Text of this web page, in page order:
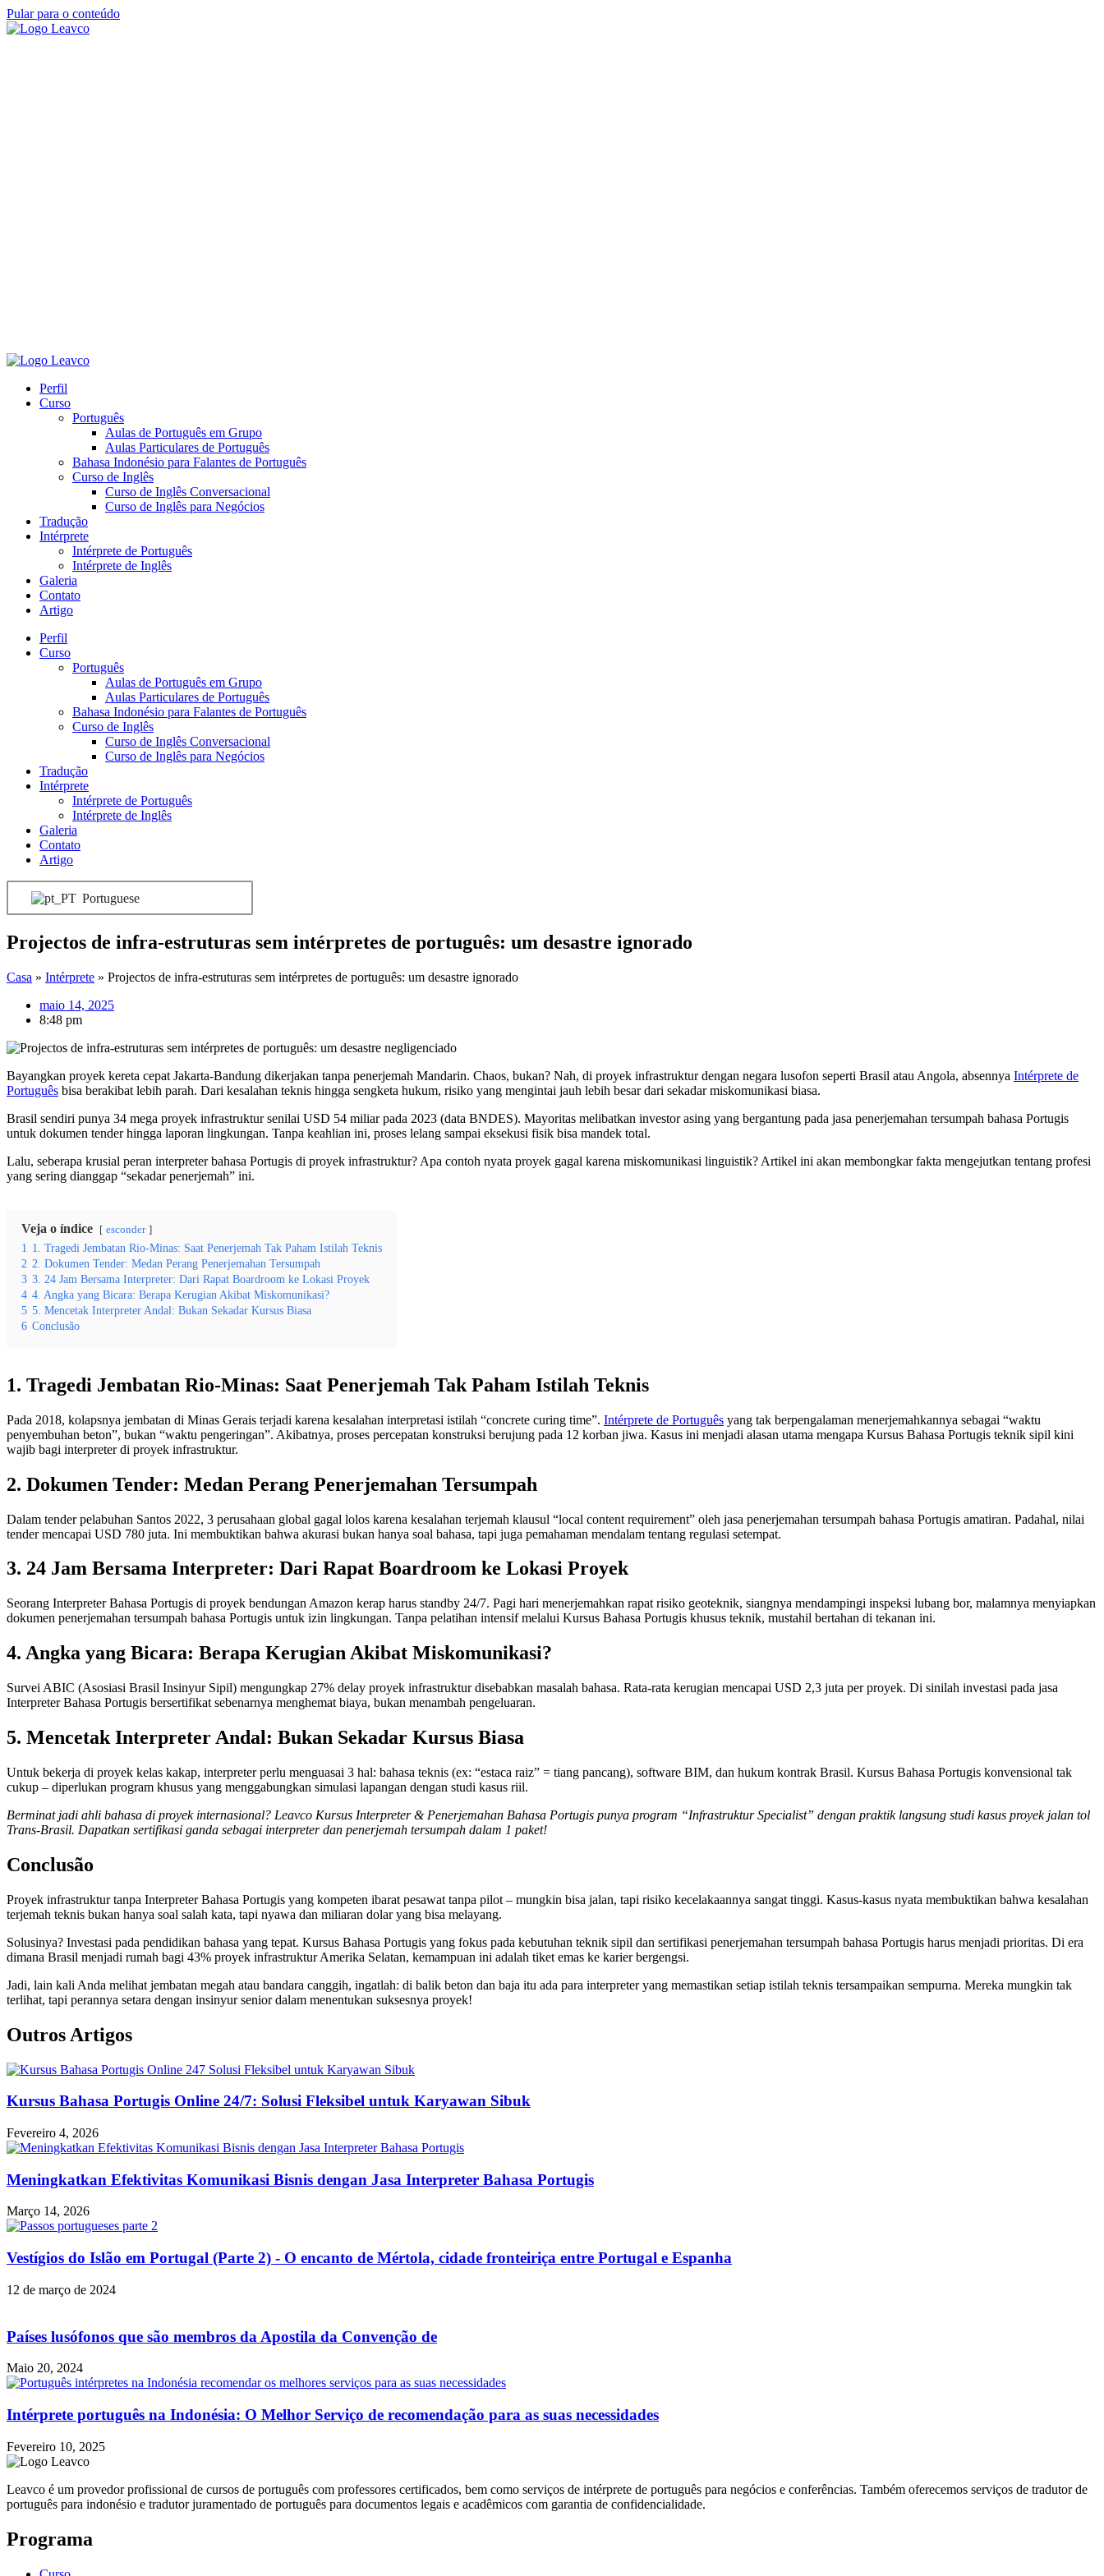
Pular para o conteúdo
Perfil
Curso
Português
Aulas de Português em Grupo
Aulas Particulares de Português
Bahasa Indonésio para Falantes de Português
Curso de Inglês
Curso de Inglês Conversacional
Curso de Inglês para Negócios
Tradução
Intérprete
Intérprete de Português
Intérprete de Inglês
Galeria
Contato
Artigo
Perfil
Curso
Português
Aulas de Português em Grupo
Aulas Particulares de Português
Bahasa Indonésio para Falantes de Português
Curso de Inglês
Curso de Inglês Conversacional
Curso de Inglês para Negócios
Tradução
Intérprete
Intérprete de Português
Intérprete de Inglês
Galeria
Contato
Artigo
Portuguese
Projectos de infra-estruturas sem intérpretes de português: um desastre ignorado
Casa » Intérprete » Projectos de infra-estruturas sem intérpretes de português: um desastre ignorado
maio 14, 2025
8:48 pm
Bayangkan proyek kereta cepat Jakarta-Bandung dikerjakan tanpa penerjemah Mandarin. Chaos, bukan? Nah, di proyek infrastruktur dengan negara lusofon seperti Brasil atau Angola, absennya Intérprete de
Português bisa berakibat lebih parah. Dari kesalahan teknis hingga sengketa hukum, risiko yang mengintai jauh lebih besar dari sekadar miskomunikasi biasa.
Brasil sendiri punya 34 mega proyek infrastruktur senilai USD 54 miliar pada 2023 (data BNDES). Mayoritas melibatkan investor asing yang bergantung pada jasa penerjemahan tersumpah bahasa Portugis
untuk dokumen tender hingga laporan lingkungan. Tanpa keahlian ini, proses lelang sampai eksekusi fisik bisa mandek total.
Lalu, seberapa krusial peran interpreter bahasa Portugis di proyek infrastruktur? Apa contoh nyata proyek gagal karena miskomunikasi linguistik? Artikel ini akan membongkar fakta mengejutkan tentang profesi
yang sering dianggap “sekadar penerjemah” ini.
Veja o índice esconder
1 1. Tragedi Jembatan Rio-Minas: Saat Penerjemah Tak Paham Istilah Teknis
2 2. Dokumen Tender: Medan Perang Penerjemahan Tersumpah
3 3. 24 Jam Bersama Interpreter: Dari Rapat Boardroom ke Lokasi Proyek
4 4. Angka yang Bicara: Berapa Kerugian Akibat Miskomunikasi?
5 5. Mencetak Interpreter Andal: Bukan Sekadar Kursus Biasa
6 Conclusão
1. Tragedi Jembatan Rio-Minas: Saat Penerjemah Tak Paham Istilah Teknis
Pada 2018, kolapsnya jembatan di Minas Gerais terjadi karena kesalahan interpretasi istilah “concrete curing time”. Intérprete de Português yang tak berpengalaman menerjemahkannya sebagai “waktu
penyembuhan beton”, bukan “waktu pengeringan”. Akibatnya, proses percepatan konstruksi berujung pada 12 korban jiwa. Kasus ini menjadi alasan utama mengapa Kursus Bahasa Portugis teknik sipil kini
wajib bagi interpreter di proyek infrastruktur.
2. Dokumen Tender: Medan Perang Penerjemahan Tersumpah
Dalam tender pelabuhan Santos 2022, 3 perusahaan global gagal lolos karena kesalahan terjemah klausul “local content requirement” oleh jasa penerjemahan tersumpah bahasa Portugis amatiran. Padahal, nilai
tender mencapai USD 780 juta. Ini membuktikan bahwa akurasi bukan hanya soal bahasa, tapi juga pemahaman mendalam tentang regulasi setempat.
3. 24 Jam Bersama Interpreter: Dari Rapat Boardroom ke Lokasi Proyek
Seorang Interpreter Bahasa Portugis di proyek bendungan Amazon kerap harus standby 24/7. Pagi hari menerjemahkan rapat risiko geoteknik, siangnya mendampingi inspeksi lubang bor, malamnya menyiapkan
dokumen penerjemahan tersumpah bahasa Portugis untuk izin lingkungan. Tanpa pelatihan intensif melalui Kursus Bahasa Portugis khusus teknik, mustahil bertahan di tekanan ini.
4. Angka yang Bicara: Berapa Kerugian Akibat Miskomunikasi?
Survei ABIC (Asosiasi Brasil Insinyur Sipil) mengungkap 27% delay proyek infrastruktur disebabkan masalah bahasa. Rata-rata kerugian mencapai USD 2,3 juta per proyek. Di sinilah investasi pada jasa
Interpreter Bahasa Portugis bersertifikat sebenarnya menghemat biaya, bukan menambah pengeluaran.
5. Mencetak Interpreter Andal: Bukan Sekadar Kursus Biasa
Untuk bekerja di proyek kelas kakap, interpreter perlu menguasai 3 hal: bahasa teknis (ex: “estaca raiz” = tiang pancang), software BIM, dan hukum kontrak Brasil. Kursus Bahasa Portugis konvensional tak
cukup – diperlukan program khusus yang menggabungkan simulasi lapangan dengan studi kasus riil.
Berminat jadi ahli bahasa di proyek internasional? Leavco Kursus Interpreter & Penerjemahan Bahasa Portugis punya program “Infrastruktur Specialist” dengan praktik langsung studi kasus proyek jalan tol
Trans-Brasil. Dapatkan sertifikasi ganda sebagai interpreter dan penerjemah tersumpah dalam 1 paket!
Conclusão
Proyek infrastruktur tanpa Interpreter Bahasa Portugis yang kompeten ibarat pesawat tanpa pilot – mungkin bisa jalan, tapi risiko kecelakaannya sangat tinggi. Kasus-kasus nyata membuktikan bahwa kesalahan
terjemah teknis bukan hanya soal salah kata, tapi nyawa dan miliaran dolar yang bisa melayang.
Solusinya? Investasi pada pendidikan bahasa yang tepat. Kursus Bahasa Portugis yang fokus pada kebutuhan teknik sipil dan sertifikasi penerjemahan tersumpah bahasa Portugis harus menjadi prioritas. Di era
dimana Brasil menjadi rumah bagi 43% proyek infrastruktur Amerika Selatan, kemampuan ini adalah tiket emas ke karier bergengsi.
Jadi, lain kali Anda melihat jembatan megah atau bandara canggih, ingatlah: di balik beton dan baja itu ada para interpreter yang memastikan setiap istilah teknis tersampaikan sempurna. Mereka mungkin tak
terlihat, tapi perannya setara dengan insinyur senior dalam menentukan suksesnya proyek!
Outros Artigos
Kursus Bahasa Portugis Online 24/7: Solusi Fleksibel untuk Karyawan Sibuk
Fevereiro 4, 2026
Meningkatkan Efektivitas Komunikasi Bisnis dengan Jasa Interpreter Bahasa Portugis
Março 14, 2026
Vestígios do Islão em Portugal (Parte 2) - O encanto de Mértola, cidade fronteiriça entre Portugal e Espanha
12 de março de 2024
Países lusófonos que são membros da Apostila da Convenção de
Maio 20, 2024
Intérprete português na Indonésia: O Melhor Serviço de recomendação para as suas necessidades
Fevereiro 10, 2025
Leavco é um provedor profissional de cursos de português com professores certificados, bem como serviços de intérprete de português para negócios e conferências. Também oferecemos serviços de tradutor de
português para indonésio e tradutor juramentado de português para documentos legais e acadêmicos com garantia de confidencialidade.
Programa